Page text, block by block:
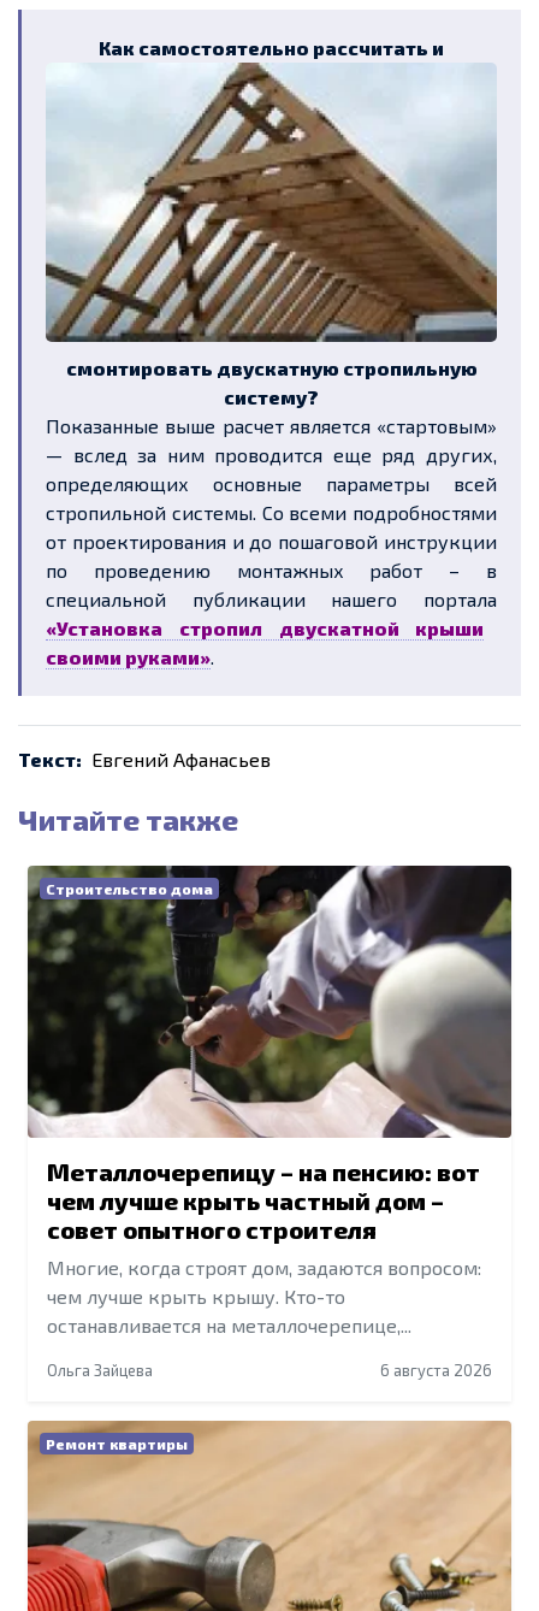
Как самостоятельно рассчитать и
смонтировать двускатную стропильную
систему?
Показанные выше расчетявляется «стартовым»
— вслед за ним проводится еще ряд других,
определяющих основные параметры всей
стропильной системы. Со всеми подробностями
от проектирования и до пошаговой инструкции
по проведению монтажных работ – в
специальной публикации нашего портала
«Установка стропил двускатной крыши
своими руками».
Текст: Евгений Афанасьев
Читайте также
Строительство дома
Металлочерепицу – на пенсию: вот
чем лучше крыть частный дом –
совет опытного строителя
Многие, когда строят дом, задаются вопросом:
чем лучше крыть крышу. Кто-то
останавливается на металлочерепице,...
Ольга Зайцева 6 августа 2026
Ремонт квартиры